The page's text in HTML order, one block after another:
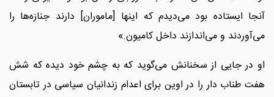
آنجا ایستاده بود می‌دیدم که اینها [ماموران] دارند جنازه‌ها را
می‌آوردند و می‌اندازند داخل کامیون.»
او در جایی از سخنانش می‌گوید که به چشم خود دیده که شش
هفت طناب دار را در اوین برای اعدام‌ زندانیان سیاسی در تابستان